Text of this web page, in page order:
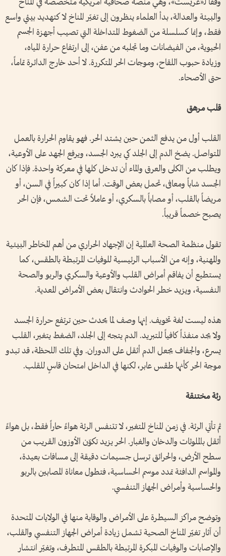
والبيئة والعدالة، بدأ العلماء ينظرون إلى تغيّر المناخ لا كتهديد بيئي واسع
فقط، وإنما كسلسلة من الضغوط المتداخلة التي تصيب أجهزة الجسم
الحيوية، من الفيضانات وما تجلبه من عفن، إلى ارتفاع حرارة المياه،
وزيادة حبوب اللقاح، وموجات الحر المتكررة. لا أحد خارج الدائرة تماماً،
حتى الأصحاء.
قلب مرهق
القلب أول من يدفع الثمن حين يشتد الحر. فهو يقاوم الحرارة بالعمل
المتواصل. يضخ الدم إلى الجلد كي يبرد الجسد، ويرفع الجهد على الأوعية،
ويطلب من الكلى والعرق والماء أن تدخل كلها في معركة واحدة. فإذا كان
الجسد شاباً ومعافى، تحمل بعض الوقت. أما إذا كان كبيراً في السن، أو
مريضاً بالقلب، أو مصاباً بالسكري، أو عاملاً تحت الشمس، فإن الحر
يصبح خصماً قريباً.
تقول منظمة الصحة العالمية إن الإجهاد الحراري من أهم المخاطر البيئية
والمهنية، وإنه من الأسباب الرئيسية للوفيات المرتبطة بالطقس، كما
يستطيع أن يفاقم أمراض القلب والأوعية والسكري والربو والصحة
النفسية، ويزيد خطر الحوادث وانتقال بعض الأمراض المعدية.
هذه ليست لغة تخويف. إنها وصف لما يحدث حين ترتفع حرارة الجسد
ولا يجد منفذاً كافياً للتبريد. الدم يتجه إلى الجلد، الضغط يتغير، القلب
يسرع، والجفاف يجعل الدم أثقل على الدوران. وفي تلك اللحظة، قد تبدو
موجة الحر كأنها طقس عابر، لكنها في الداخل امتحان قاسٍ للقلب.
رئة مختنقة
ثم تأتي الرئة. في زمن المناخ المتغير، لا تتنفس الرئة هواءً حاراً فقط، بل هواءً
أثقل بالملوثات والدخان والغبار. الحر يزيد تكوّن الأوزون القريب من
سطح الأرض، والحرائق ترسل جسيمات دقيقة إلى مسافات بعيدة،
والمواسم الدافئة تمدد موسم الحساسية، فتطول معاناة المصابين بالربو
والحساسية وأمراض الجهاز التنفسي.
وتوضح مراكز السيطرة على الأمراض والوقاية منها في الولايات المتحدة
أن آثار تغيّر المناخ الصحية تشمل زيادة أمراض الجهاز التنفسي والقلب،
والإصابات والوفيات المبكرة المرتبطة بالطقس المتطرف، وتغيّر انتشار